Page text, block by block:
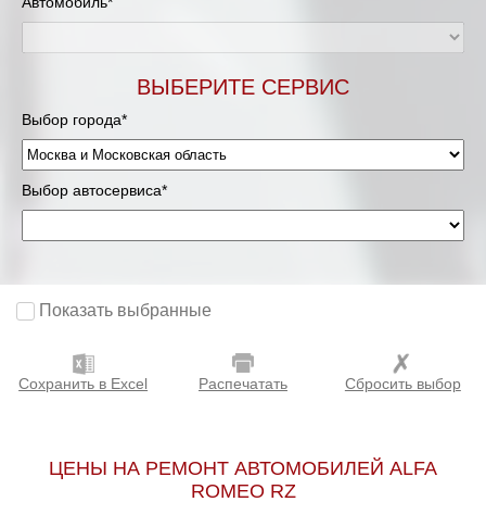
Мурманск
Нижневартовск
Нижний Новгород
Новосибирск
Оренбург
Петрозаводск
ВЫБЕРИТЕ СЕРВИС
Выбор города*
Выбор автосервиса*
Показать выбранные
Сохранить в Excel Распечатать Сбросить выбор
ЦЕНЫ НА РЕМОНТ АВТОМОБИЛЕЙ ALFA
ROMEO RZ